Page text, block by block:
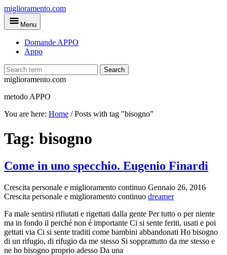
Skip
to
main
miglioramento.com
Menu
Domande APPO
Appo
Search
miglioramento.com
metodo APPO
You are here: Home /Posts with tag "bisogno"
Tag: bisogno
Come in uno specchio. Eugenio Finardi
Crescita personale e miglioramento continuo Gennaio 26, 2016
Crescita personale e miglioramento continuo dreamer
Fa male sentirsi rifiutati e rigettati dalla gente Per tutto o per niente
ma in fondo il perché non é importante Ci si sente feriti, usati e poi
gettati via Ci si sente traditi come bambini abbandonati Ho bisogno
di un rifugio, di rifugio da me stesso Si sopprattutto da me stesso e
ne ho bisogno proprio adesso Da una